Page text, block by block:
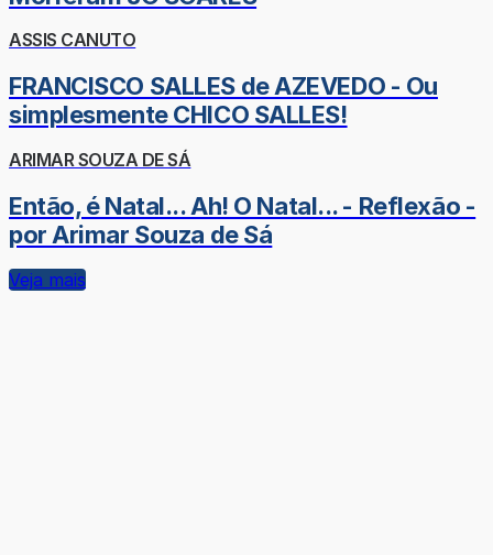
ASSIS CANUTO
FRANCISCO SALLES de AZEVEDO - Ou
simplesmente CHICO SALLES!
ARIMAR SOUZA DE SÁ
Então, é Natal... Ah! O Natal... - Reflexão -
por Arimar Souza de Sá
Veja mais